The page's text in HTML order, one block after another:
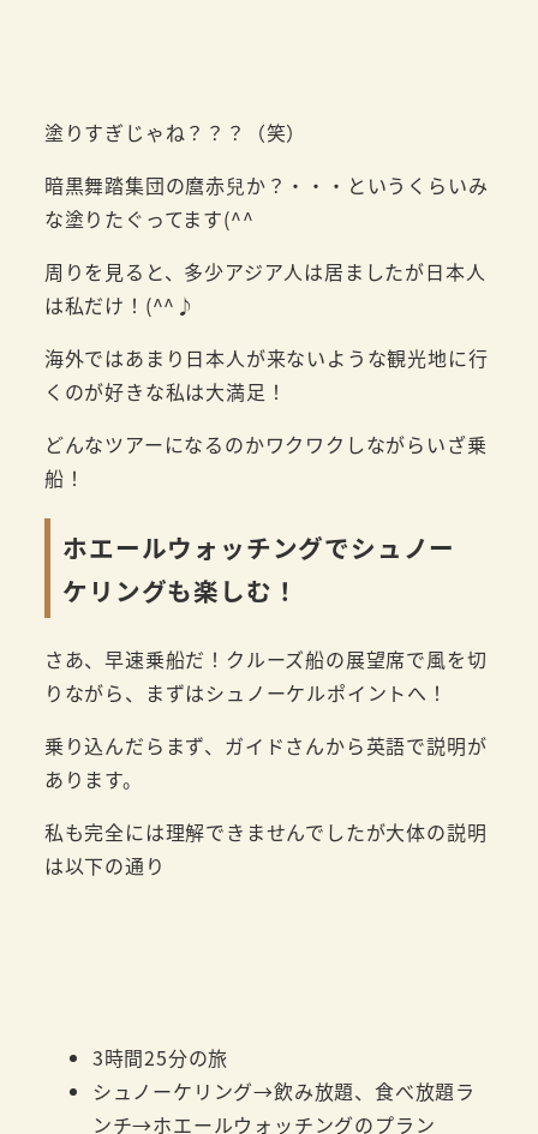
塗りすぎじゃね？？？（笑）
暗黒舞踏集団の麿赤兒か？・・・というくらいみ
な塗りたぐってます(^^
周りを見ると、多少アジア人は居ましたが日本人
は私だけ！(^^♪
海外ではあまり日本人が来ないような観光地に行
くのが好きな私は大満足！
どんなツアーになるのかワクワクしながらいざ乗
船！
ホエールウォッチングでシュノー
ケリングも楽しむ！
さあ、早速乗船だ！クルーズ船の展望席で風を切
りながら、まずはシュノーケルポイントへ！
乗り込んだらまず、ガイドさんから英語で説明が
あります。
私も完全には理解できませんでしたが大体の説明
は以下の通り
3時間25分の旅
シュノーケリング→飲み放題、食べ放題ラ
ンチ→ホエールウォッチングのプラン